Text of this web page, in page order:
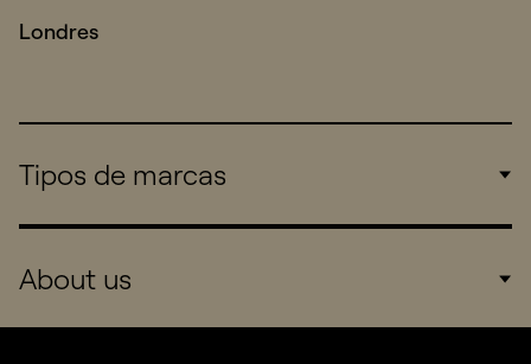
Londres
Tipos de marcas
Consumers
About us